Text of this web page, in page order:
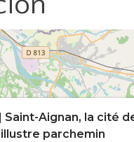
Saint-Aignan, la cité
parchemin